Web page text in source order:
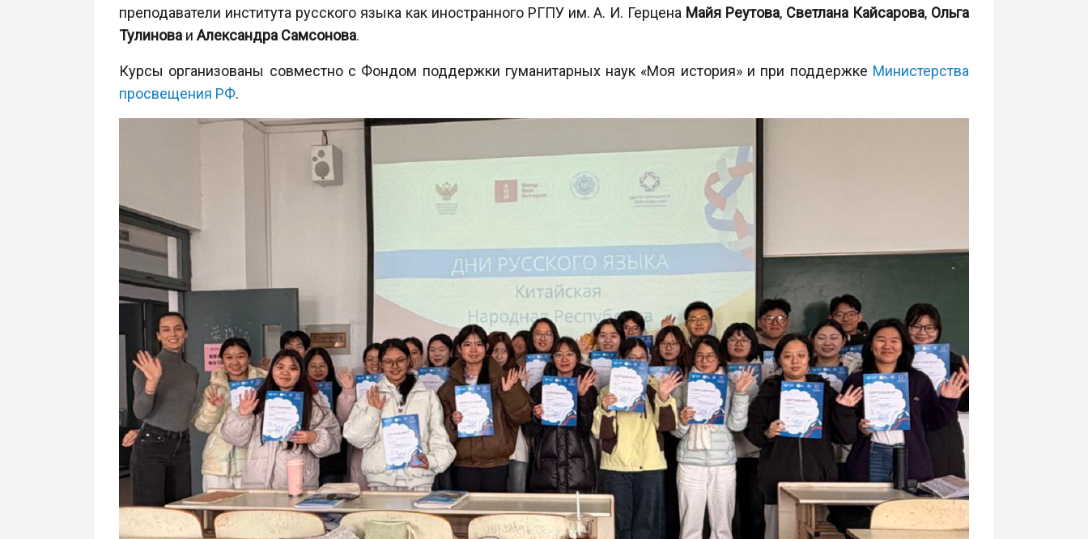
преподаватели института русского языка как иностранного РГПУ им. А. И. Герцена Майя Реутова, Светлана Кайсарова, Ольга
Тулинова и Александра Самсонова.
Курсы организованы совместно с Фондом поддержки гуманитарных наук «Моя история» и при поддержке Министерства
просвещения РФ.